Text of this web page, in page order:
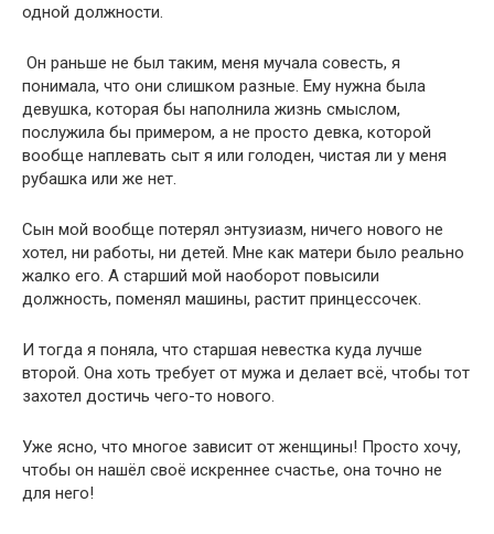
одной должности.
Он раньше не был таким, меня мучала совесть, я
понимала, что они слишком разные. Ему нужна была
девушка, которая бы наполнила жизнь смыслом,
послужила бы примером, а не просто девка, которой
вообще наплевать сыт я или голоден, чистая ли у меня
рубашка или же нет.
Сын мой вообще потерял энтузиазм, ничего нового не
хотел, ни работы, ни детей. Мне как матери было реально
жалко его. А старший мой наоборот повысили
должность, поменял машины, растит принцессочек.
И тогда я поняла, что старшая невестка куда лучше
второй. Она хоть требует от мужа и делает всё, чтобы тот
захотел достичь чего-то нового.
Уже ясно, что многое зависит от женщины! Просто хочу,
чтобы он нашёл своё искреннее счастье, она точно не
для него!